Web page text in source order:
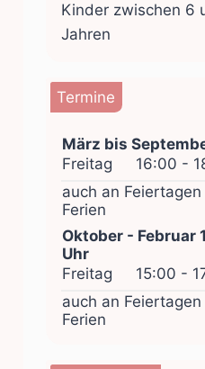
Kinder zwischen 6
Jahren
Termine
März bis
Freitag
16:00 -
auch an
Ferien
Oktober - Februar
Uhr
Freitag
15:00 -
auch an
Ferien